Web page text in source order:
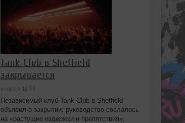
Tank Club в Sheffield
закрывается
вчера в 16:53
Независимый клуб Tank Club в Sheffield
объявил о закрытии: руководство сослалось
на «растущие издержки и препятствия»,